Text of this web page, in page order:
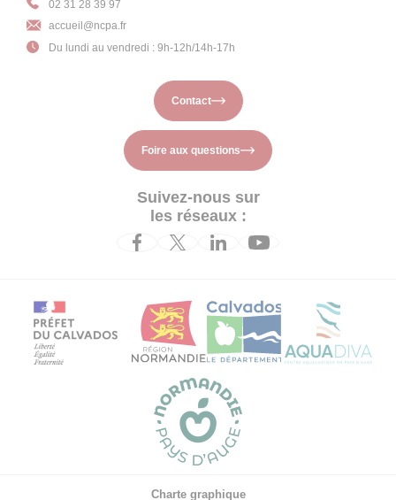
02 31 28 39 97
accueil@ncpa.fr
Du lundi au vendredi : 9h-12h/14h-17h
Contact
Foire aux questions
Suivez-nous sur
les réseaux :
Charte graphique